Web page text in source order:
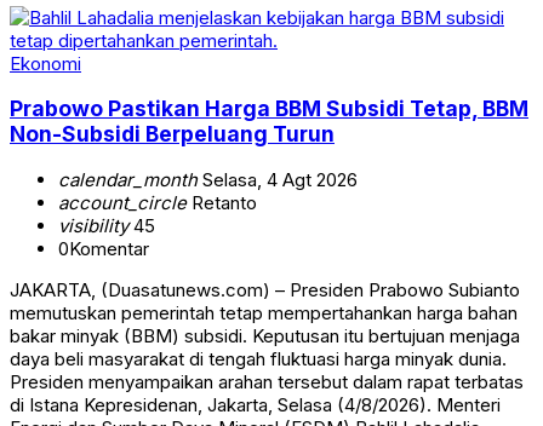
Ekonomi
Prabowo Pastikan Harga BBM Subsidi Tetap, BBM
Non-Subsidi Berpeluang Turun
calendar_monthSelasa, 4 Agt 2026
account_circleRetanto
visibility45
0Komentar
JAKARTA, (Duasatunews.com) – Presiden Prabowo Subianto
memutuskan pemerintah tetap mempertahankan harga bahan
bakar minyak (BBM) subsidi. Keputusan itu bertujuan menjaga
daya beli masyarakat di tengah fluktuasi harga minyak dunia.
Presiden menyampaikan arahan tersebut dalam rapat terbatas
di Istana Kepresidenan, Jakarta, Selasa (4/8/2026). Menteri